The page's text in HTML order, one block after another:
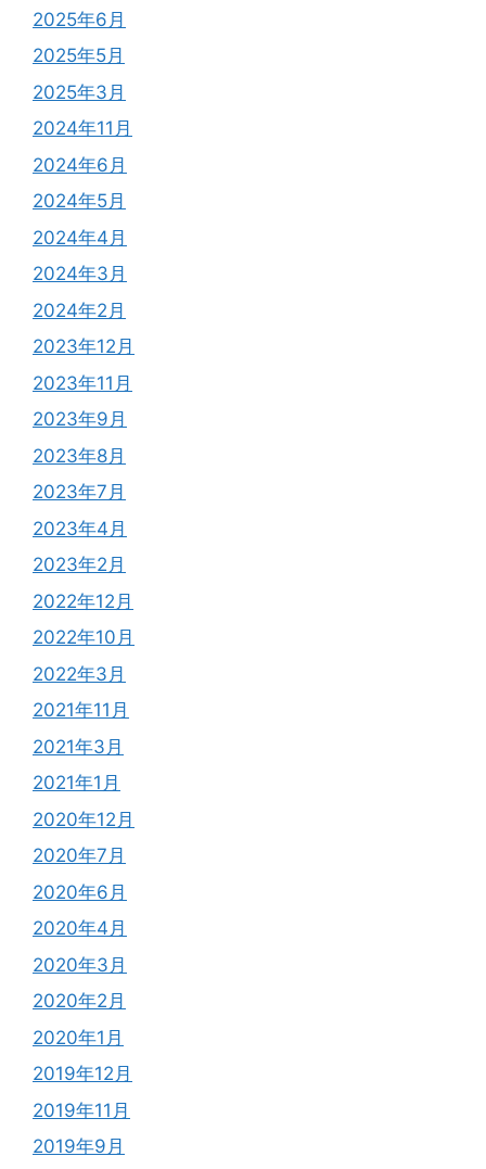
2025年6月
2025年5月
2025年3月
2024年11月
2024年6月
2024年5月
2024年4月
2024年3月
2024年2月
2023年12月
2023年11月
2023年9月
2023年8月
2023年7月
2023年4月
2023年2月
2022年12月
2022年10月
2022年3月
2021年11月
2021年3月
2021年1月
2020年12月
2020年7月
2020年6月
2020年4月
2020年3月
2020年2月
2020年1月
2019年12月
2019年11月
2019年9月